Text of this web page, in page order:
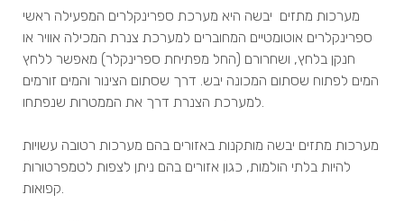
מערכות מתזים יבשה היא מערכת ספרינקלרים המפעילה ראשי
ספרינקלרים אוטומטיים המחוברים למערכת צנרת המכילה אוויר או
חנקן בלחץ, ושחרורם (החל מפתיחת ספרינקלר) מאפשר ללחץ
המים לפתוח שסתום המכונה יבש. דרך שסתום הצינור והמים זורמים
מערכות מתזים יבשה מותקנות באזורים בהם מערכות רטובה עשויות
להיות בלתי הולמות, כגון אזורים בהם ניתן לצפות לטמפרטורות